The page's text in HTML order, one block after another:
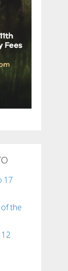
17
the